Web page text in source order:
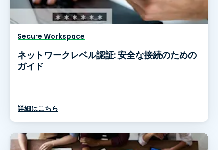
Secure Workspace
ネットワークレベル認証: 安全な接続のための
ガイド
詳細はこちら